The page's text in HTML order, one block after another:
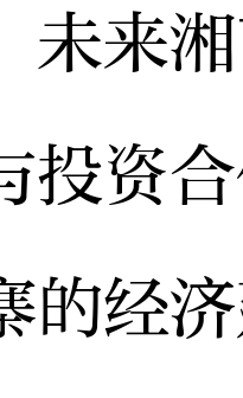
未来
投资
的经